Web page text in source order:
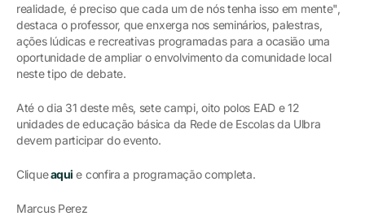
realidade, é preciso que cada um de nós tenha isso em mente",
destaca o professor, que enxerga nos seminários, palestras,
ações lúdicas e recreativas programadas para a ocasião uma
oportunidade de ampliar o envolvimento da comunidade local
neste tipo de debate.
Até o dia 31 deste mês, sete campi, oito polos EAD e 12
unidades de educação básica da Rede de Escolas da Ulbra
devem participar do evento.
Cliqueaqui e confira a programação completa.
Marcus Perez